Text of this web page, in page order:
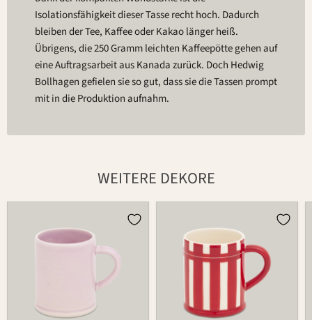
Isolationsfähigkeit dieser Tasse recht hoch. Dadurch
bleiben der Tee, Kaffee oder Kakao länger heiß.
Übrigens, die 250 Gramm leichten Kaffeepötte gehen auf
eine Auftragsarbeit aus Kanada zurück. Doch Hedwig
Bollhagen gefielen sie so gut, dass sie die Tassen prompt
mit in die Produktion aufnahm.
WEITERE DEKORE